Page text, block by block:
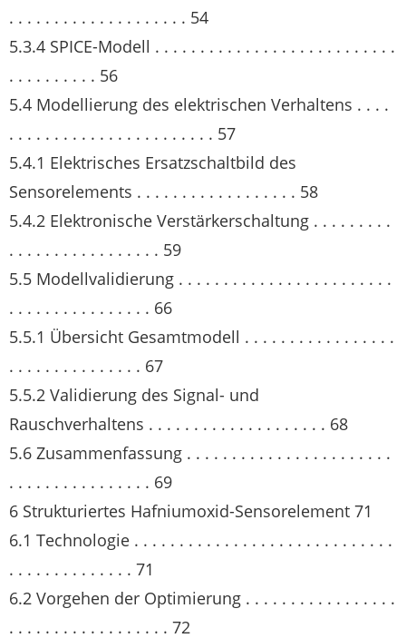
. . . . . . . . . . . . . . . . . . . . 54
5.3.4 SPICE-Modell . . . . . . . . . . . . . . . . . . . . . . . . . . .
. . . . . . . . . . 56
5.4 Modellierung des elektrischen Verhaltens . . . .
. . . . . . . . . . . . . . . . . . . . . . . 57
5.4.1 Elektrisches Ersatzschaltbild des
Sensorelements . . . . . . . . . . . . . . . . . . 58
5.4.2 Elektronische Verstärkerschaltung . . . . . . . . .
. . . . . . . . . . . . . . . . . 59
5.5 Modellvalidierung . . . . . . . . . . . . . . . . . . . . . . . .
. . . . . . . . . . . . . . . . 66
5.5.1 Übersicht Gesamtmodell . . . . . . . . . . . . . . . . .
. . . . . . . . . . . . . . . 67
5.5.2 Validierung des Signal- und
Rauschverhaltens . . . . . . . . . . . . . . . . . . . . 68
5.6 Zusammenfassung . . . . . . . . . . . . . . . . . . . . . . .
. . . . . . . . . . . . . . . . 69
6 Strukturiertes Hafniumoxid-Sensorelement 71
6.1 Technologie . . . . . . . . . . . . . . . . . . . . . . . . . . . . .
. . . . . . . . . . . . . . 71
6.2 Vorgehen der Optimierung . . . . . . . . . . . . . . . . .
. . . . . . . . . . . . . . . . . . 72